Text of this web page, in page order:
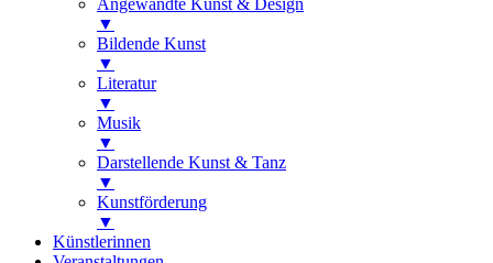
Angewandte Kunst & Design
▼
Bildende Kunst
▼
Literatur
▼
Musik
▼
Darstellende Kunst & Tanz
▼
Kunstförderung
▼
Künstlerinnen